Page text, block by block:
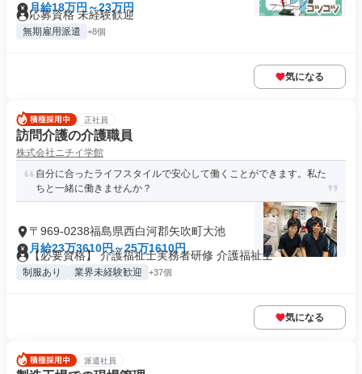
月給18万円～23万円
応募資格 未経験歓迎
無期雇用派遣 +8個
気になる
正社員
訪問介護の介護職員
株式会社ニチイ学館
自分に合ったライフスタイルで安心して働くことができます。私た
ちと一緒に働きませんか？
〒969-0238福島県西白河郡矢吹町大池
月給23万3610円～25万1610円
【必要資格】 介護福祉士実務者研修 介護福祉士
制服あり 業界未経験歓迎 +37個
気になる
派遣社員